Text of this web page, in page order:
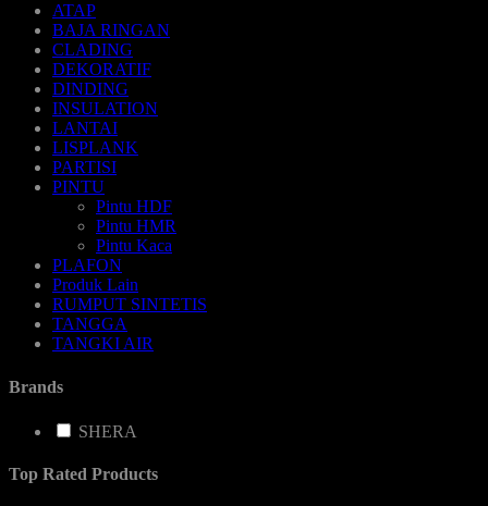
ATAP
BAJA RINGAN
CLADING
DEKORATIF
DINDING
INSULATION
LANTAI
LISPLANK
PARTISI
PINTU
Pintu HDF
Pintu HMR
Pintu Kaca
PLAFON
Produk Lain
RUMPUT SINTETIS
TANGGA
TANGKI AIR
Brands
SHERA
Top Rated Products